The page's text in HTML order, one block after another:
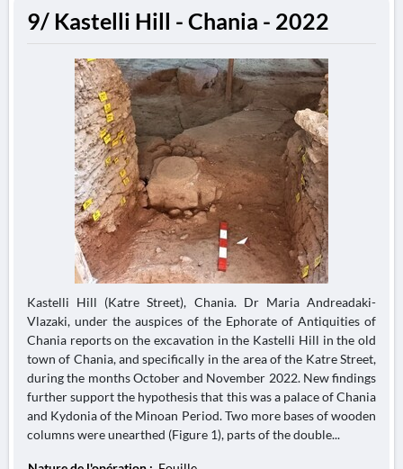
9/ Kastelli Hill - Chania - 2022
Kastelli Hill (Katre Street), Chania. Dr Maria Andreadaki-
Vlazaki, under the auspices of the Ephorate of Antiquities of
Chania reports on the excavation in the Kastelli Hill in the old
town of Chania, and specifically in the area of the Katre Street,
during the months October and November 2022. New findings
further support the hypothesis that this was a palace of Chania
and Kydonia of the Minoan Period. Two more bases of wooden
columns were unearthed (Figure 1), parts of the double...